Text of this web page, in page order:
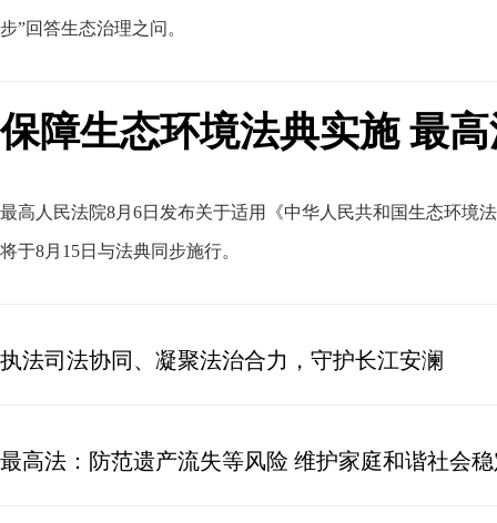
步”回答生态治理之问 。
保障生态环境法典实施 最
最高人民法院8月6日发布关于适用《中华人民共和国生态环境
将于8月15日与法典同步施行。
执法司法协同、凝聚法治合力，守护长江安澜
最高法：防范遗产流失等风险 维护家庭和谐社会